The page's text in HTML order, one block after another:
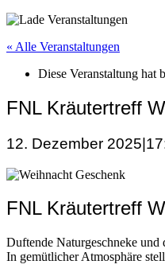
« Alle Veranstaltungen
Diese Veranstaltung hat
FNL Kräutertreff
12. Dezember
FNL Kräutertreff
Duftende Naturgeschneke
In gemütlicher Atmosphäre